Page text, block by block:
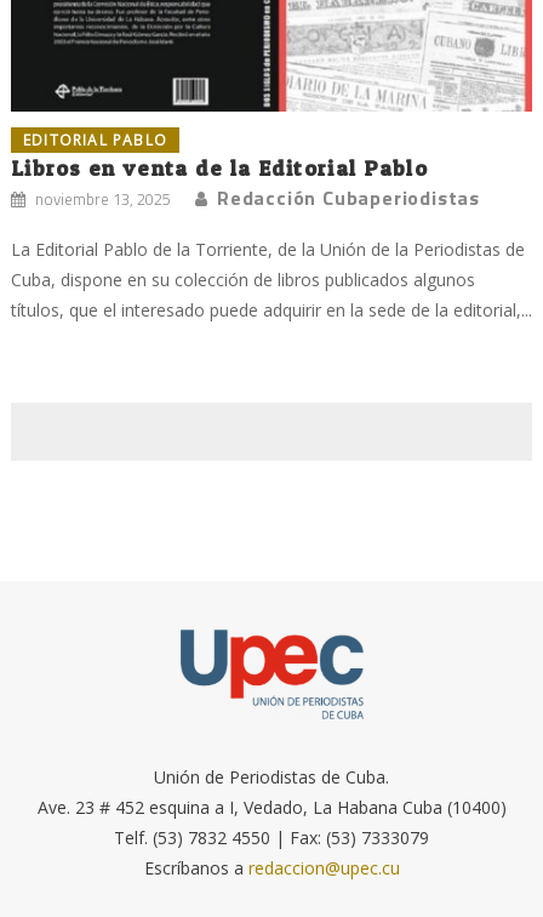
EDITORIAL PABLO
Libros en venta de la Editorial Pablo
noviembre 13, 2025 Redacción Cubaperiodistas
La Editorial Pablo de la Torriente, de la Unión de la Periodistas de
Cuba, dispone en su colección de libros publicados algunos
títulos, que el interesado puede adquirir en la sede de la editorial,...
Unión de Periodistas de Cuba.
Ave. 23 # 452 esquina a I, Vedado, La Habana Cuba (10400)
Telf. (53) 7832 4550 | Fax: (53) 7333079
Escríbanos a redaccion@upec.cu